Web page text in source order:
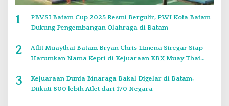
1
PBVSI Batam Cup 2025 Resmi Bergulir, PWI Kota Batam
Dukung Pengembangan Olahraga di Batam
2
Atlit Muaythai Batam Bryan Chris Limena Siregar Siap
Harumkan Nama Kepri di Kejuaraan KBX Muay Thai
3
Kejuaraan Dunia Binaraga Bakal Digelar di Batam,
Diikuti 800 lebih Atlet dari 170 Negara